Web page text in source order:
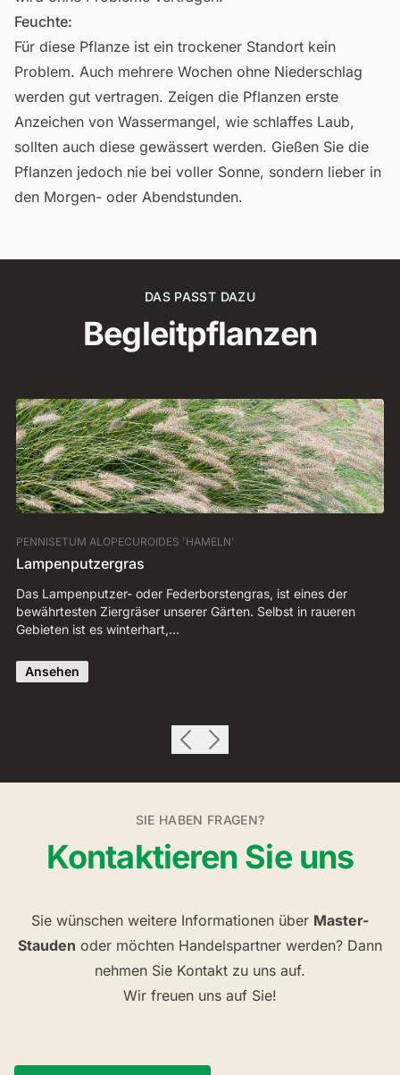
Feuchte:
Für diese Pflanze ist ein trockener Standort kein
Problem. Auch mehrere Wochen ohne Niederschlag
werden gut vertragen. Zeigen die Pflanzen erste
Anzeichen von Wassermangel, wie schlaffes Laub,
sollten auch diese gewässert werden. Gießen Sie die
Pflanzen jedoch nie bei voller Sonne, sondern lieber in
den Morgen- oder Abendstunden.
DAS PASST DAZU
Begleitpflanzen
PENNISETUM ALOPECUROIDES 'HAMELN'
Lampenputzergras
Das Lampenputzer- oder Federborstengras, ist eines der
bewährtesten Ziergräser unserer Gärten. Selbst in raueren
Gebieten ist es winterhart,…
Ansehen
SIE HABEN FRAGEN?
Kontaktieren Sie uns
Sie wünschen weitere Informationen über Master-
Stauden oder möchten Handelspartner werden? Dann
nehmen Sie Kontakt zu uns auf.
Wir freuen uns auf Sie!